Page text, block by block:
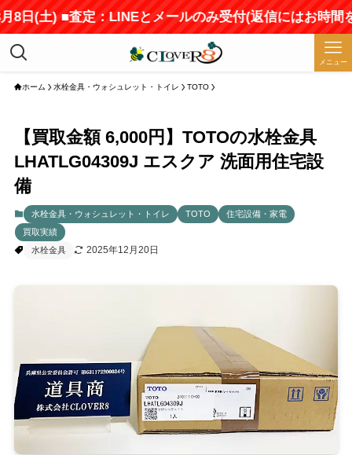
土) ■査定：LINEとメールのみ受付(返信にはお時間をい
メニュー
ホーム 水栓金具・ウォシュレット・トイレ TOTO
【買取金額 6,000円】TOTOの水栓金具
LHATLG04309J エスクア 洗面用住宅設
備
水栓金具・ウォシュレット・トイレ TOTO
住宅設備・家電
買取実績
水栓金具
2025年12月20日